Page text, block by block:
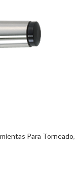
Para Torneado,